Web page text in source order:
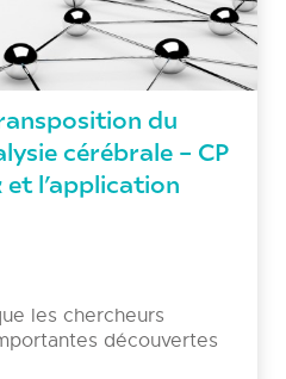
du
cérébrale – CP
l’application
les chercheurs
découvertes